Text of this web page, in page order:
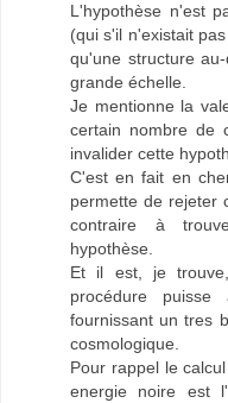
L'hypothèse n'est
(qui s'il n'existait
qu'une structure
grande échelle.
Je mentionne la
certain nombre de
invalider cette
C'est en fait en
permette de rejeter
contraire à
hypothèse.
Et il est, je
procédure
fournissant un tres
cosmologique.
Pour rappel le
energie noire est